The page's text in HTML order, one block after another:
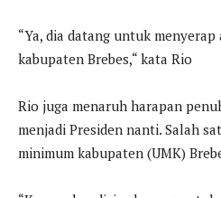
“Ya, dia datang untuk
kabupaten Brebes,“ kata Rio
Rio juga menaruh harapan
menjadi Presiden nanti. Salah
minimum kabupaten (UMK)